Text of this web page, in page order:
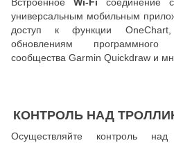
универсальным мобильным
доступ к функции
обновлениям
сообщества Garmin Quickdraw и
КОНТРОЛЬ НАД
Осуществляйте контроль